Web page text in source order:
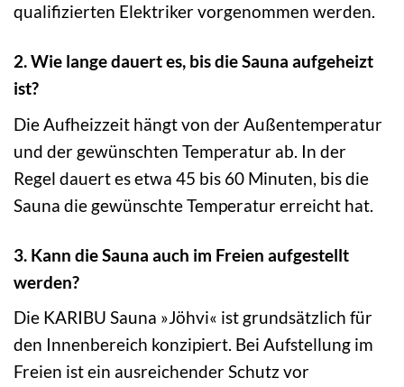
qualifizierten Elektriker vorgenommen werden.
2. Wie lange dauert es, bis die Sauna aufgeheizt
ist?
Die Aufheizzeit hängt von der Außentemperatur
und der gewünschten Temperatur ab. In der
Regel dauert es etwa 45 bis 60 Minuten, bis die
Sauna die gewünschte Temperatur erreicht hat.
3. Kann die Sauna auch im Freien aufgestellt
werden?
Die KARIBU Sauna »Jöhvi« ist grundsätzlich für
den Innenbereich konzipiert. Bei Aufstellung im
Freien ist ein ausreichender Schutz vor